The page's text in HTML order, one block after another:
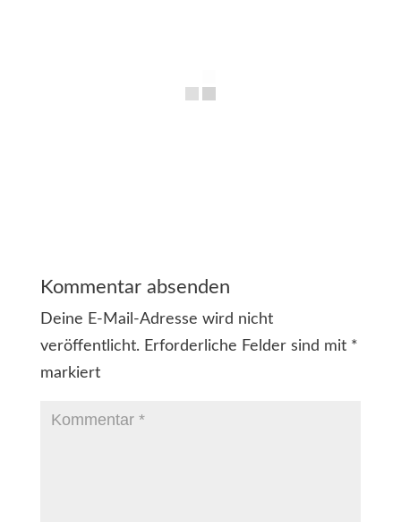
Kommentar absenden
Deine E-Mail-Adresse wird nicht
veröffentlicht. Erforderliche Felder sind mit *
markiert